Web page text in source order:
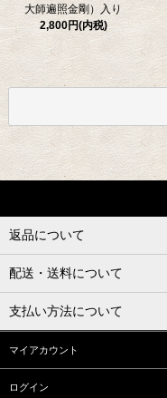
大師遍照金剛）入り
2,800円(内税)
返品について
配送・送料について
支払い方法について
マイアカウント
ログイン